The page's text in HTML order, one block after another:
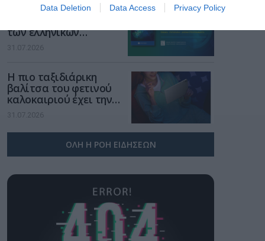
Data Deletion Data Access Privacy Policy
Νέος οδηγός του ΕΚΤ
των ελληνικών
επιχειρήσεων στον
χώρο της άμυνας
31.07.2026
Η πιο ταξιδιάρικη
βαλίτσα του φετινού
καλοκαιριού έχει την
υπογραφή της Xiaomi
31.07.2026
ΟΛΗ Η ΡΟΗ ΕΙΔΗΣΕΩΝ